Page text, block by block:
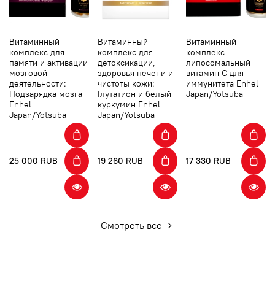
Витаминный
комплекс для
памяти и активации
мозговой
деятельности:
Подзарядка мозга
Enhel
Japan/Yotsuba
25 000 RUB
Витаминный
комплекс для
детоксикации,
здоровья печени и
чистоты кожи:
Глутатион и белый
куркумин Enhel
Japan/Yotsuba
19 260 RUB
Витаминный
комплекс
липосомальный
витамин С для
иммунитета Enhel
Japan/Yotsuba
17 330 RUB
Смотреть все